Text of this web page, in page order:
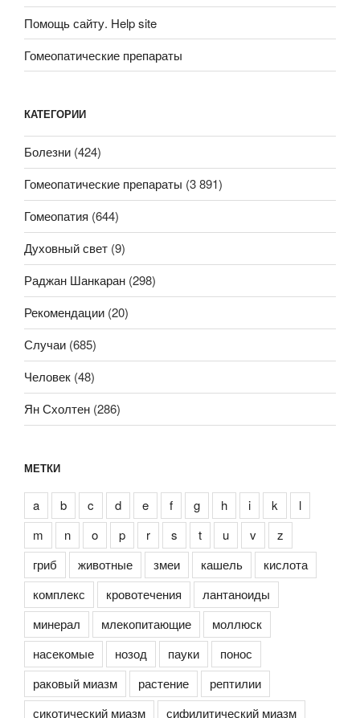
Помощь сайту. Help site
Гомеопатические препараты
КАТЕГОРИИ
Болезни (424)
Гомеопатические препараты (3 891)
Гомеопатия (644)
Духовный свет (9)
Раджан Шанкаран (298)
Рекомендации (20)
Случаи (685)
Человек (48)
Ян Схолтен (286)
МЕТКИ
a b c d e f g h i k
l
m
n o p r s t u v
z
гриб
животные змеи кашель
кислота
комплекс
кровотечения
лантаноиды
минерал
млекопитающие
моллюск
насекомые
нозод пауки
понос
раковый миазм
растение
рептилии
сикотический миазм
сифилитический миазм